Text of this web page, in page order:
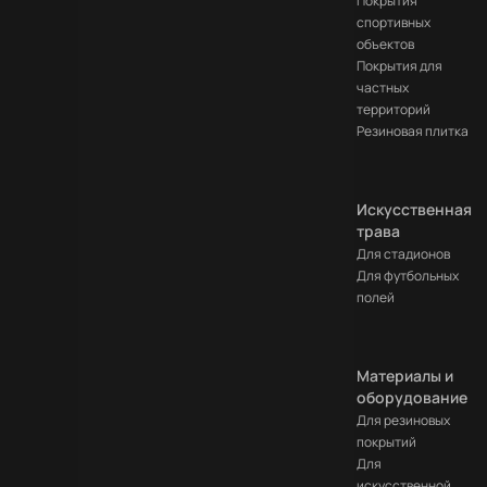
обработку данных
спортивных
объектов
Покрытия для
частных
территорий
Резиновая плитка
Искусственная
трава
Для стадионов
Для футбольных
полей
Материалы и
оборудование
Для резиновых
покрытий
Для